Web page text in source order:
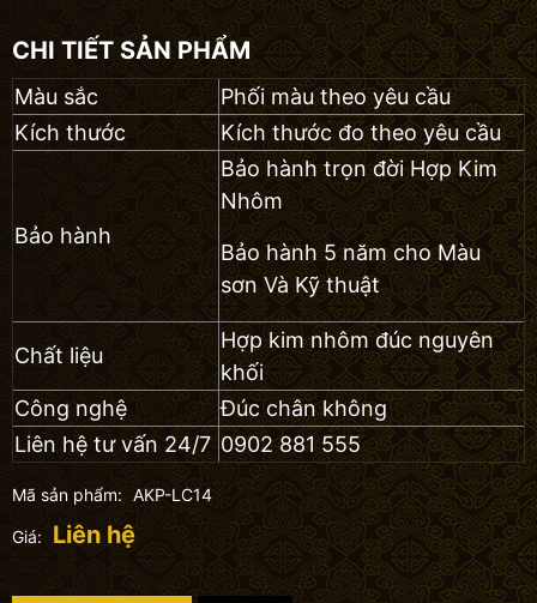
CHI TIẾT SẢN PHẨM
Màu sắc
Phối màu theo yêu cầu
Kích thước
Kích thước đo theo yêu cầu
Bảo hành
Bảo hành trọn đời Hợp Kim
Nhôm
Bảo hành 5 năm cho Màu
sơn Và Kỹ thuật
Chất liệu
Hợp kim nhôm đúc nguyên
khối
Công nghệ
Đúc chân không
Liên hệ tư vấn 24/7 0902 881 555
Mã sản phẩm: AKP-LC14
Giá: Liên hệ